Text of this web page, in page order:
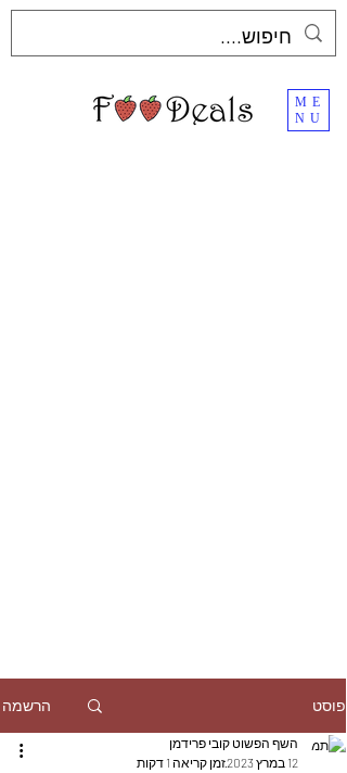
ME
NU
פוסט הרשמה
השף הפשוט קובי פרידמן
12 במרץ 2023
זמן קריאה 1 דקות